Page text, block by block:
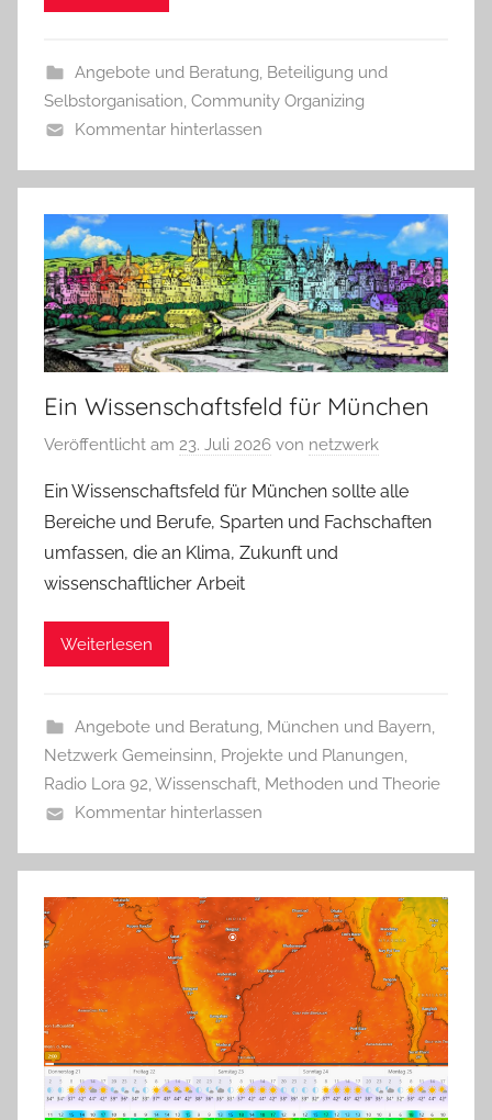
Angebote und Beratung Beteiligung und
Selbstorganisation Community Organizing
Kommentar hinterlassen
Ein Wissenschaftsfeld für München
Veröffentlicht am 23. Juli 2026 von netzwerk
Ein Wissenschaftsfeld für München sollte alle
Bereiche und Berufe, Sparten und Fachschaften
umfassen, die an Klima, Zukunft und
wissenschaftlicher Arbeit
Weiterlesen
Angebote und Beratung, München und Bayern,
Netzwerk Gemeinsinn, Projekte und Planungen,
Radio Lora 92,Wissenschaft, Methoden und Theorie
Kommentar hinterlassen